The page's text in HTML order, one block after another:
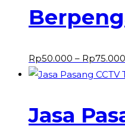
Rp50.000 – Rp75.000
Jasa